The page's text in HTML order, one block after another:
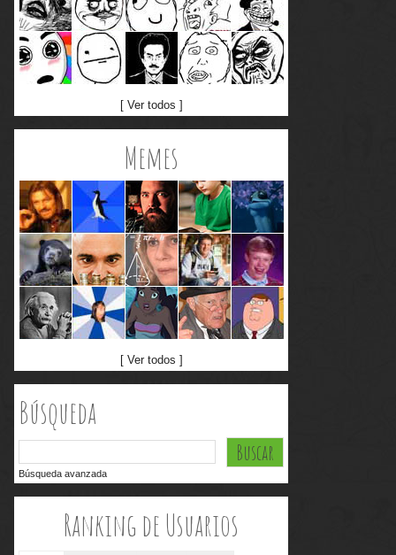
[ Ver todos ]
Memes
[ Ver todos ]
Búsqueda
Búsqueda avanzada
Ranking de Usuarios